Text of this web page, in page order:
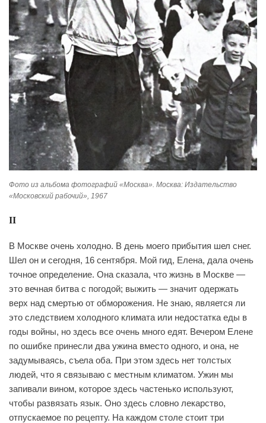
Фото из альбома фотографий «Москва». Москва: Издательство
«Московский рабочий», 1967
II
В Москве очень холодно. В день моего прибытия шел снег.
Шел он и сегодня, 16 сентября. Мой гид, Елена, дала очень
точное определение. Она сказала, что жизнь в Москве —
это вечная битва с погодой; выжить — значит одержать
верх над смертью от обморожения. Не знаю, является ли
это следствием холодного климата или недостатка еды в
годы войны, но здесь все очень много едят. Вечером Елене
по ошибке принесли два ужина вместо одного, и она, не
задумываясь, съела оба. При этом здесь нет толстых
людей, что я связываю с местным климатом. Ужин мы
запивали вином, которое здесь частенько используют,
чтобы развязать язык. Оно здесь словно лекарство,
отпускаемое по рецепту. На каждом столе стоит три